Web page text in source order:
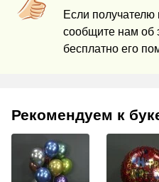
Если получателю
сообщите нам об
бесплатно его
Рекомендуем к